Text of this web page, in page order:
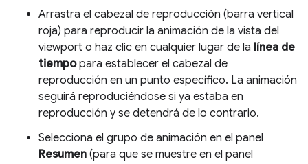
Arrastra el cabezal de reproducción (barra vertical
roja) para reproducir la animación de la vista del
viewport o haz clic en cualquier lugar de la línea de
tiempopara establecer el cabezal de
reproducción en un punto específico. La animación
seguirá reproduciéndose si ya estaba en
reproducción y se detendrá de lo contrario.
Selecciona el grupo de animación en el panel
Resumen (para que se muestre en el panel